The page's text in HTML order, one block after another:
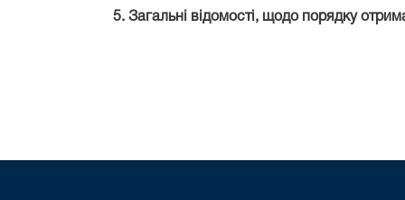
5. Загальні відомості, щодо порядку